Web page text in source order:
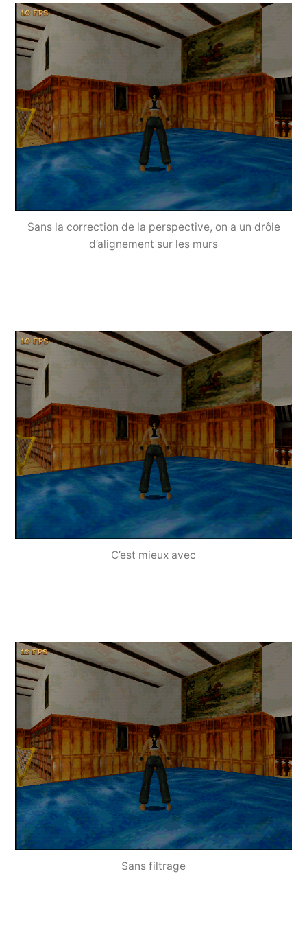
Sans la correction de la perspective, on a un drôle
d’alignement sur les murs
C’est mieux avec
Sans filtrage